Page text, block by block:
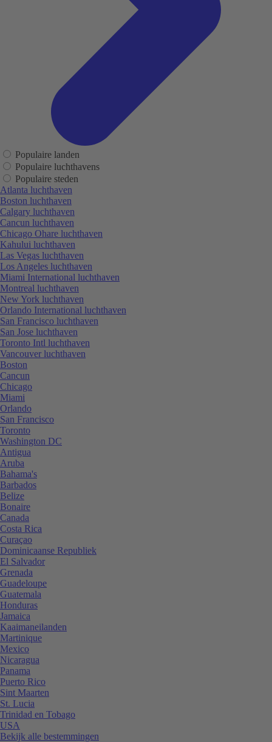
Populaire landen
Populaire luchthavens
Populaire steden
Atlanta luchthaven
Boston luchthaven
Calgary luchthaven
Cancun luchthaven
Chicago Ohare luchthaven
Kahului luchthaven
Las Vegas luchthaven
Los Angeles luchthaven
Miami International luchthaven
Montreal luchthaven
New York luchthaven
Orlando International luchthaven
San Francisco luchthaven
San Jose luchthaven
Toronto Intl luchthaven
Vancouver luchthaven
Boston
Cancun
Chicago
Miami
Orlando
San Francisco
Toronto
Washington DC
Antigua
Aruba
Bahama's
Barbados
Belize
Bonaire
Canada
Costa Rica
Curaçao
Dominicaanse Republiek
El Salvador
Grenada
Guadeloupe
Guatemala
Honduras
Jamaica
Kaaimaneilanden
Martinique
Mexico
Nicaragua
Panama
Puerto Rico
Sint Maarten
St. Lucia
Trinidad en Tobago
USA
Bekijk alle bestemmingen